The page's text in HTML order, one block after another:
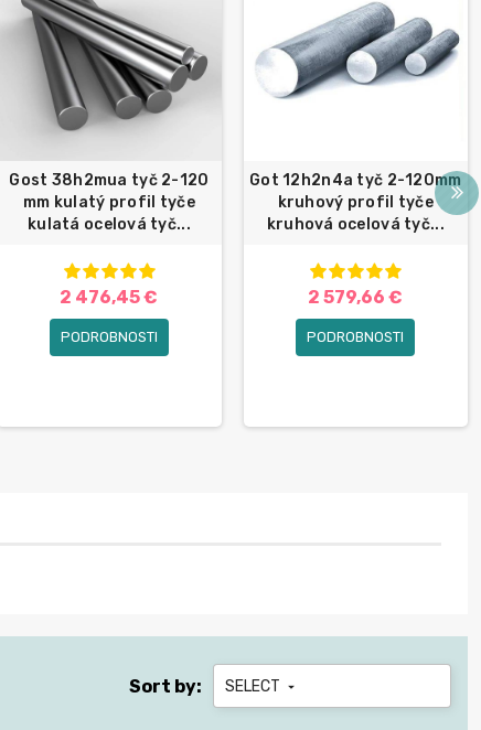
Gost 38h2mua tyč 2-120
mm kulatý profil tyče
kulatá ocelová tyč...
2 476,45 €
PODROBNOSTI
Got 12h2n4a tyč 2-120mm
kruhový profil tyče
kruhová ocelová tyč...
2 579,66 €
PODROBNOSTI
Sort by: SELECT 